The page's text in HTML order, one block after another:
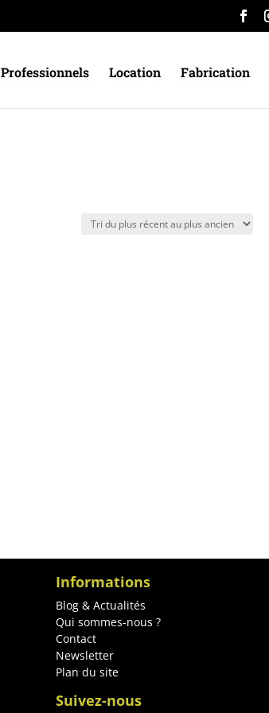
Professionnels Location Fabrication
Informations
Blog & Actualités
Qui sommes-nous ?
Contact
Newsletter
Plan du site
Suivez-nous